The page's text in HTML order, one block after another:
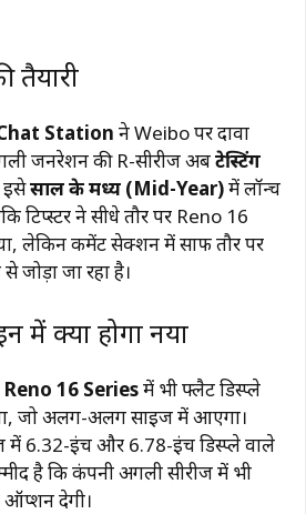
तैयारी
Station ने Weibo पर दावा
जनरेशन की R-सीरीज अबटेस्टिंग
इसेसाल के मध्य (Mid-Year)में लॉन्च
टिप्स्टर ने सीधे तौर पर Reno 16
लेकिन कमेंट सेक्शन में साफ तौर पर
जोड़ा जा रहा है।
में क्या होगा नया
16 Seriesमें भी फ्लैट डिस्प्ले
जो अलग-अलग साइज में आएगा।
में 6.32-इंच और 6.78-इंच डिस्प्ले वाले
है कि कंपनी अगली सीरीज में भी
ऑप्शन देगी।